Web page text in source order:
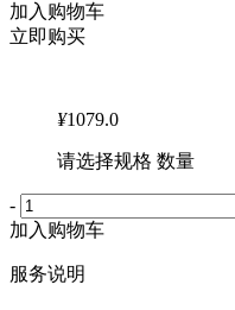
加入购物车
立即购买
¥1079.0
请选择规格 数量
-
加入购物车
服务说明